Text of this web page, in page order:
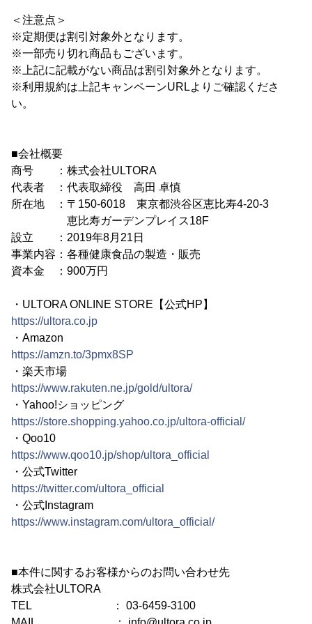
＜注意点＞
※定期便は割引対象外となります。
※一部売り切れ商品もございます。
※上記に記載がない商品は割引対象外となります。
※利用規約は上記キャンペーンURLよりご確認くださ
い。
■会社概要
商号 ：株式会社ULTORA
代表者 ：代表取締役 高田 卓慎
所在地 ：〒150-6018 東京都渋谷区恵比寿4-20-3
恵比寿ガーデンプレイス18F
設立 ：2019年8月21日
事業内容：各種健康食品の製造・販売
資本金 ：900万円
・ULTORA ONLINE STORE【公式HP】
https://ultora.co.jp
・Amazon
https://amzn.to/3pmx8SP
・楽天市場
https://www.rakuten.ne.jp/gold/ultora/
・Yahoo!ショッピング
https://store.shopping.yahoo.co.jp/ultora-official/
・Qoo10
https://www.qoo10.jp/shop/ultora_official
・公式Twitter
https://twitter.com/ultora_official
・公式Instagram
https://www.instagram.com/ultora_official/
■本件に関するお客様からのお問い合わせ先
株式会社ULTORA
TEL ： 03-6459-3100